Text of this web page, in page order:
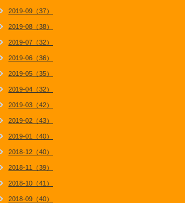
2019-09（37）
2019-08（38）
2019-07（32）
2019-06（36）
2019-05（35）
2019-04（32）
2019-03（42）
2019-02（43）
2019-01（40）
2018-12（40）
2018-11（39）
2018-10（41）
2018-09（40）